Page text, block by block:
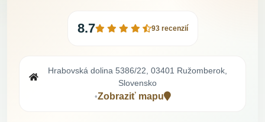
8.7 93 recenzií
Hrabovská dolina 5386/22, 03401 Ružomberok,
Slovensko
•Zobraziť mapu